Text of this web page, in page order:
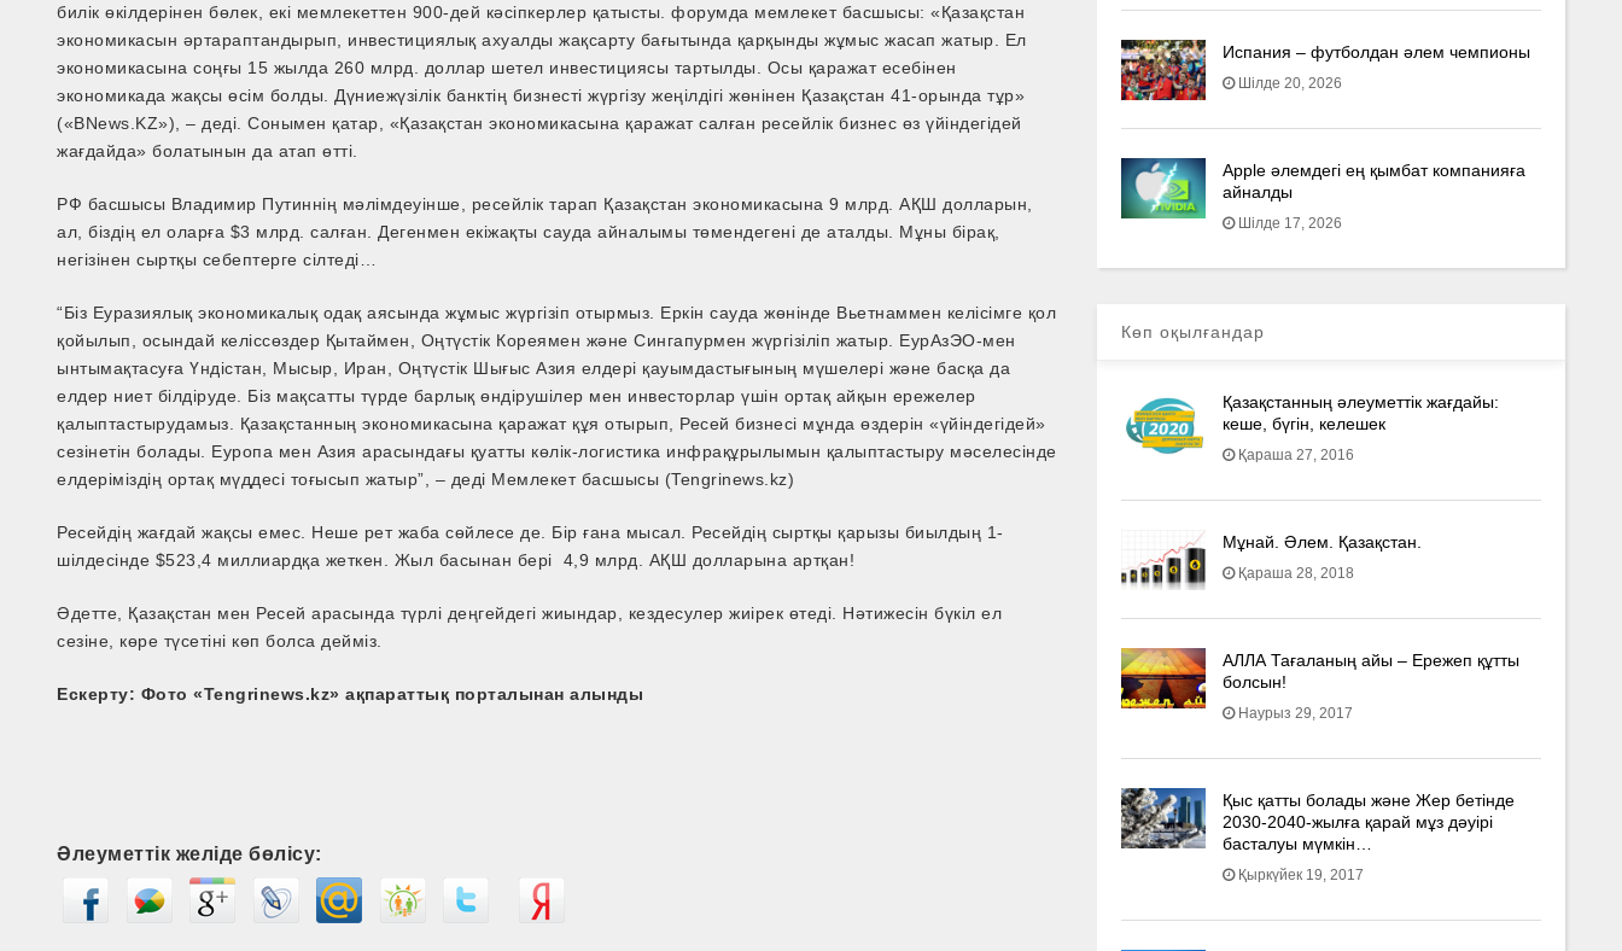
билік өкілдерінен бөлек, екі мемлекеттен 900-дей кәсіпкерлер қатысты. форумда мемлекет басшысы: «Қазақстан
экономикасын әртараптандырып, инвестициялық ахуалды жақсарту бағытында қарқынды жұмыс жасап жатыр. Ел
экономикасына соңғы 15 жылда 260 млрд. доллар шетел инвестициясы тартылды. Осы қаражат есебiнен
экономикада жақсы өсiм болды. Дүниежүзiлiк банктiң бизнестi жүргiзу жеңiлдiгі жөнінен Қазақстан 41-орында тұр»
(«BNews.KZ»), – деді. Сонымен қатар, «Қазақстан экономикасына қаражат салған ресейлiк бизнес өз үйiндегiдей
жағдайда» болатынын да атап өтті.
РФ басшысы Владимир Путиннің мәлімдеуінше, ресейлік тарап Қазақстан экономикасына 9 млрд. АҚШ долларын,
ал, біздің ел оларға $3 млрд. салған. Дегенмен екіжақты сауда айналымы төмендегені де аталды. Мұны бірақ,
негізінен сыртқы себептерге сілтеді…
“Біз Еуразиялық экономикалық одақ аясында жұмыс жүргізіп отырмыз. Еркін сауда жөнінде Вьетнаммен келісімге қол
қойылып, осындай келіссөздер Қытаймен, Оңтүстік Кореямен және Сингапурмен жүргізіліп жатыр. ЕурАзЭО-мен
ынтымақтасуға Үндістан, Мысыр, Иран, Оңтүстік­ Шығыс Азия елдері қауымдастығының мүшелері және басқа да
елдер ниет білдіруде. Біз мақсатты түрде барлық өндірушілер мен инвесторлар үшін ортақ айқын ережелер
қалыптастырудамыз. Қазақстанның экономикасына қаражат құя отырып, Ресей бизнесі мұнда өздерін «үйіндегідей»
сезінетін болады. Еуропа мен Азия арасындағы қуатты көлік-логистика инфрақұрылымын қалыптастыру мәселесінде
елдеріміздің ортақ мүддесі тоғысып жатыр”, – деді Мемлекет басшысы (Tengrinews.kz)
Ресейдің жағдай жақсы емес. Неше рет жаба сөйлесе де. Бір ғана мысал. Ресейдің сыртқы қарызы биылдың 1­
шілдесінде $523,4 миллиардқа жеткен. Жыл басынан бері 4,9 млрд. АҚШ долларына артқан!
Әдетте, Қазақстан мен Ресей арасында түрлі деңгейдегі жиындар, кездесулер жиірек өтеді. Нәтижесін бүкіл ел
сезіне, көре түсетіні көп болса дейміз.
Ескерту: Фото «Tengrinews.kz» ақпараттық порталынан алынды
Әлеуметтік желіде бөлісу:
Испания – футболдан әлем чемпионы
Шілде 20, 2026
Apple әлемдегі ең қымбат компанияға
айналды
Шілде 17, 2026
Көп оқылғандар
Қазақстанның әлеуметтік жағдайы:
кеше, бүгін, келешек
Қараша 27, 2016
Мұнай. Әлем. Қазақстан.
Қараша 28, 2018
АЛЛА Тағаланың айы – Ережеп құтты
болсын!
Наурыз 29, 2017
Қыс қатты болады және Жер бетінде
2030-2040­-жылға қарай мұз дәуірі
басталуы мүмкін…
Қыркүйек 19, 2017